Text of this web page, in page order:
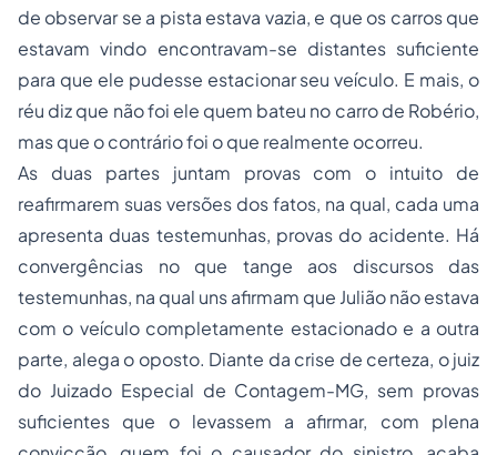
de observar se a pista estava vazia, e que os carros que
estavam vindo encontravam-se distantes suficiente
para que ele pudesse estacionar seu veículo. E mais, o
réu diz que não foi ele quem bateu no carro de Robério,
mas que o contrário foi o que realmente ocorreu.
As duas partes juntam provas com o intuito de
reafirmarem suas versões dos fatos, na qual, cada uma
apresenta duas testemunhas, provas do acidente. Há
convergências no que tange aos discursos das
testemunhas, na qual uns afirmam que Julião não estava
com o veículo completamente estacionado e a outra
parte, alega o oposto. Diante da crise de certeza, o juiz
do Juizado Especial de Contagem-MG, sem provas
suficientes que o levassem a afirmar, com plena